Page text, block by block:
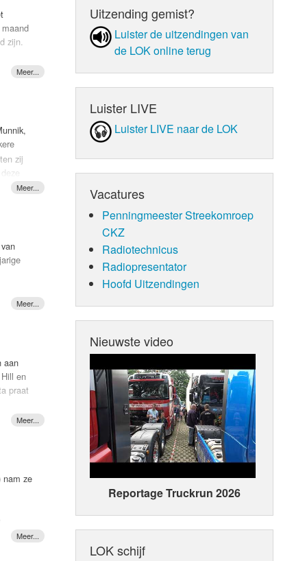
is
ze het
niets
en
gelukt
zijn.
Ed
zij
hij
aan
en
praat
my
nam ze
Uitzending gemist?
Luister de uit­zen­din­gen van
de LOK online terug
Luister LIVE
Luister LIVE naar de LOK
Vacatures
Penningmeester Streekomroep
CKZ
Radiotechnicus
Radiopresentator
Hoofd Uitzendingen
Nieuwste video
Reportage Truckrun 2026
LOK schijf